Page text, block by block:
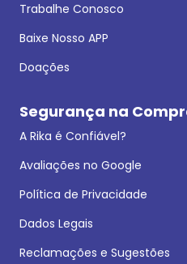
Trabalhe Conosco
Baixe Nosso APP
Doações
Segurança na
A Rika é Confiável?
Avaliações no Google
Política de Privacidade
Dados Legais
Reclamações e Sugestões